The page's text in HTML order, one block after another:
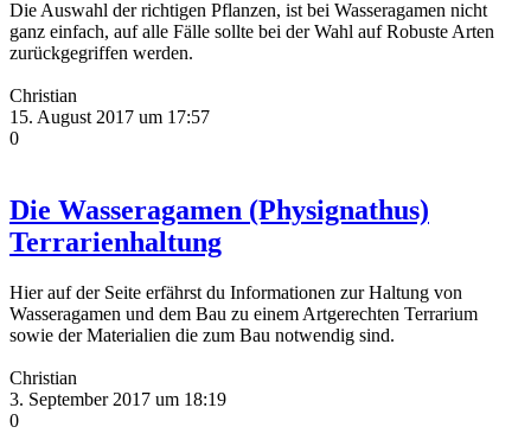
Die Auswahl der richtigen Pflanzen, ist bei Wasseragamen nicht
ganz einfach, auf alle Fälle sollte bei der Wahl auf Robuste Arten
zurückgegriffen werden.
Christian
15. August 2017 um 17:57
0
Die Wasseragamen (Physignathus)
Terrarienhaltung
Hier auf der Seite erfährst du Informationen zur Haltung von
Wasseragamen und dem Bau zu einem Artgerechten Terrarium
sowie der Materialien die zum Bau notwendig sind.
Christian
3. September 2017 um 18:19
0